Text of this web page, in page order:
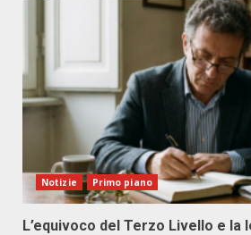
Notizie Primo piano
L’equivoco del Terzo Livello e la